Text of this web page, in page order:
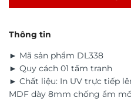
Thông tin
► Mã sản phẩm DL338
► Quy cách 01 tấm tranh
► Chất liệu: In UV trực tiếp
MDF dày 8mm chống ẩm